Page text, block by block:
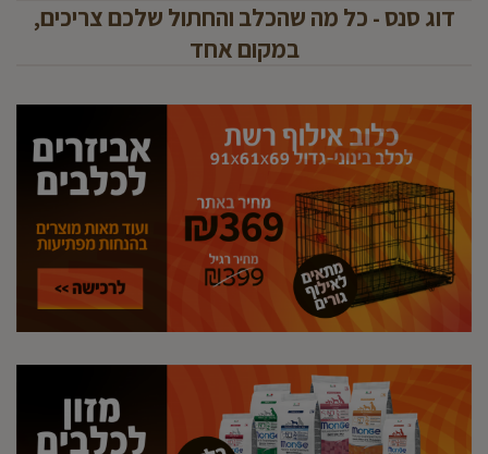
דוג סנס - כל מה שהכלב והחתול שלכם צריכים,
במקום אחד